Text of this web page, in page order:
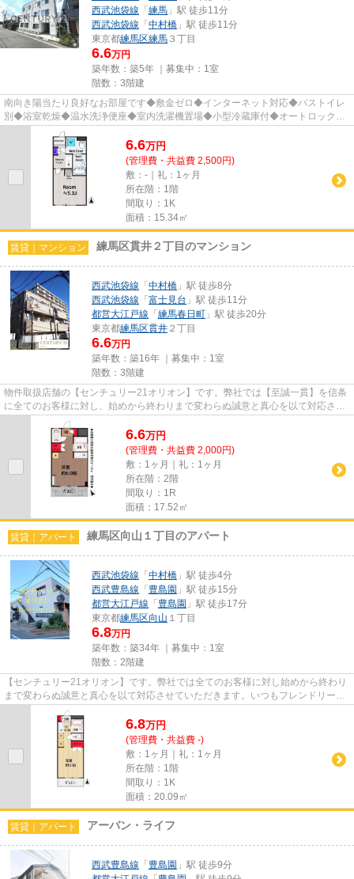
西武池袋線 「 練馬 」駅 徒歩11分
西武池袋線 「 中村橋 」駅 徒歩11分
東京都練馬区練馬 ３丁目
6.6万円
築年数：築5年 ｜募集中： 1室
階数：3階建
南向き陽当たり良好なお部屋です◆敷金ゼロ◆インターネット対応◆バストイレ
別◆浴室乾燥◆温水洗浄便座◆室内洗濯機置場◆小型冷蔵庫付◆オートロック◆
モニタ付インタホン◆防犯カメラ◆宅配BO...
6.6万円
(管理費・共益費 2,500円)
敷：-｜礼：1ヶ月
所在階：1階
間取り：1K
面積：15.34㎡
賃貸｜マンション 練馬区貫井２丁目のマンション
西武池袋線 「 中村橋 」駅 徒歩8分
西武池袋線 「 富士見台 」駅 徒歩11分
都営大江戸線 「 練馬春日町 」駅 徒歩20分
東京都練馬区貫井 ２丁目
6.6万円
築年数：築16年 ｜募集中： 1室
階数：3階建
物件取扱店舗の【センチュリー21オリオン】です。弊社では【至誠一貫】を信条
に全てのお客様に対し、始めから終わりまで変わらぬ誠意と真心を以て対応させ
ていただいております。お部...
6.6万円
(管理費・共益費 2,000円)
敷：1ヶ月｜礼：1ヶ月
所在階：2階
間取り：1R
面積：17.52㎡
賃貸｜アパート 練馬区向山１丁目のアパート
西武池袋線 「 中村橋 」駅 徒歩4分
西武豊島線 「 豊島園 」駅 徒歩15分
都営大江戸線 「 豊島園 」駅 徒歩17分
東京都練馬区向山 １丁目
6.8万円
築年数：築34年 ｜募集中： 1室
階数：2階建
【センチュリー21オリオン】です。弊社では全てのお客様に対し始めから終わり
まで変わらぬ誠意と真心を以て対応させていただきます。いつもフレンドリーな
対応でお客様をお迎えしてい...
6.8万円
(管理費・共益費 -)
敷：1ヶ月｜礼：1ヶ月
所在階：1階
間取り：1K
面積：20.09㎡
賃貸｜アパート アーバン・ライフ
西武豊島線 「 豊島園 」駅 徒歩9分